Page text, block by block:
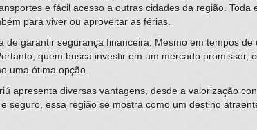
e fácil acesso a outras cidades da região. Toda
para viver ou aproveitar as férias.
garantir segurança financeira. Mesmo em tempos de
quem busca investir em um mercado promissor,
uma ótima opção.
apresenta diversas vantagens, desde a valorização
seguro, essa região se mostra como um destino